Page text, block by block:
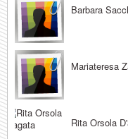
Barbara
Mariateresa
Rita Orsola